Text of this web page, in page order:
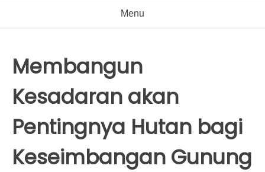
Menu
Membangun
Kesadaran akan
Pentingnya Hutan bagi
Keseimbangan Gunung